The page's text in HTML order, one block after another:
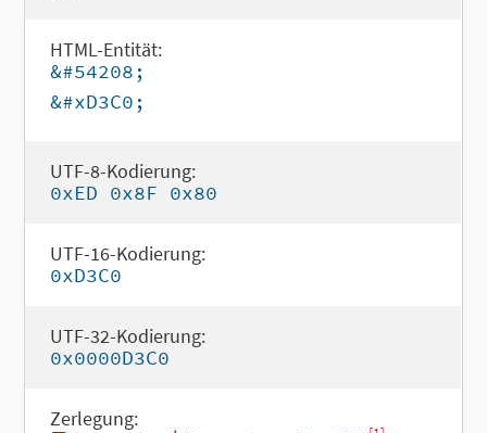
HTML-Entität:
&#54208;
&#xD3C0;
UTF-8-Kodierung:
0xED 0x8F 0x80
UTF-16-Kodierung:
0xD3C0
UTF-32-Kodierung:
0x0000D3C0
Zerlegung: